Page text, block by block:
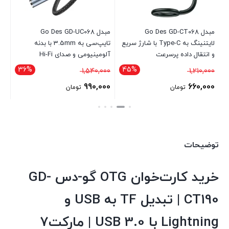
مبدل Go Des GD-CT068
لایتنینگ به Type-C با شارژ سریع
و انتقال داده پرسرعت
45% 1,210,000قیمت
اصلی 660,000 تومان
است.
مبدل Go Des GD-UC068
تایپ‌سی به 3.5mm با بدنه
آلومینیومی و صدای Hi-Fi
36% 1,540,000قیمت
اصلی 990,000 تومان
توضیحات
خرید کارت‌خوان OTG گو-دس GD-
CT190 | تبدیل TF به USB و
Lightning با USB 3.0 | مارکت7